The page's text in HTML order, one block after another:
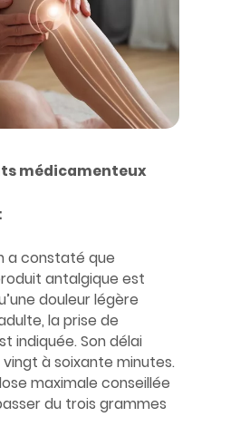
médicamenteux
a constaté que
antalgique est
douleur légère
la prise de
indiquée. Son délai
à soixante minutes.
maximale conseillée
du trois grammes